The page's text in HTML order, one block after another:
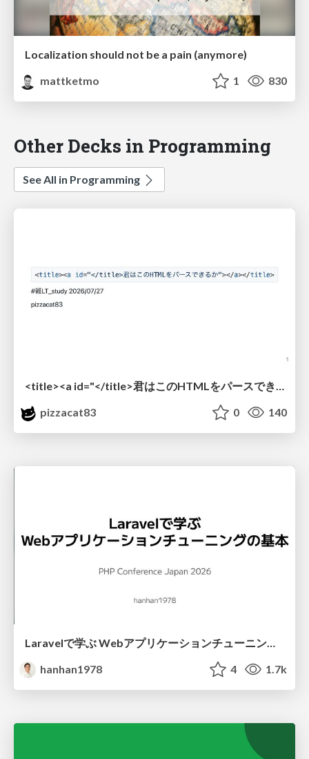
Localization should not be a pain (anymore)
mattketmo
1 830
Other Decks in Programming
See All in Programming
pizzacat83
0 140
Laravelで学ぶ Webアプリケーションチューニング入門/web_application_tuning_101
hanhan1978
4 1.7k